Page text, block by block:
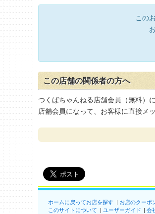
この
この店舗の関係者の方へ
つくばちゃんねる店舗会員（無料）
店舗会員になって、お客様に直接メ
ホームに戻ってお店を探す お店のクーポ
このサイトについて
ユーザーガイド 会